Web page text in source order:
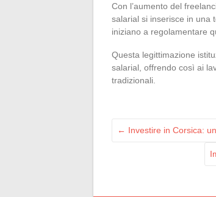
Con l’aumento del
salarial si inserisce in una
iniziano a regolamentare
Questa legittimazione
salarial, offrendo così ai
tradizionali.
← Investire in Corsica: